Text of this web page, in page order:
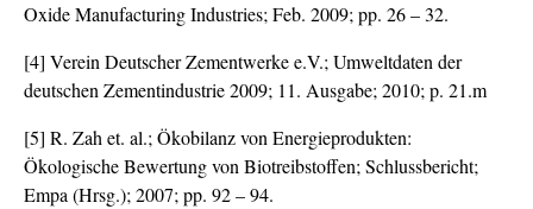
Oxide Manufacturing Industries; Feb. 2009; pp. 26 – 32.
[4] Verein Deutscher Zementwerke e.V.; Umweltdaten der
deutschen Zementindustrie 2009; 11. Ausgabe; 2010; p. 21.m
[5] R. Zah et. al.; Ökobilanz von Energieprodukten:
Ökologische Bewertung von Biotreibstoffen; Schlussbericht;
Empa (Hrsg.); 2007; pp. 92 – 94.